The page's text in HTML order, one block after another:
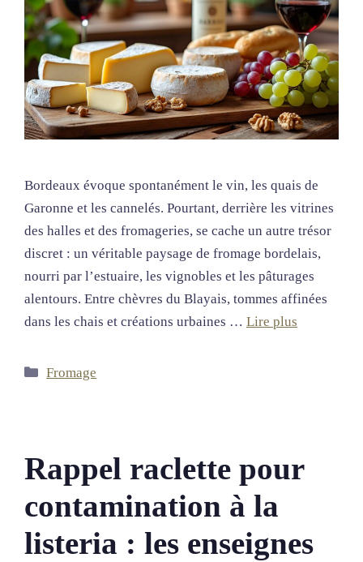
Bordeaux évoque spontanément le vin, les quais de
Garonne et les cannelés. Pourtant, derrière les vitrines
des halles et des fromageries, se cache un autre trésor
discret : un véritable paysage de fromage bordelais,
nourri par l’estuaire, les vignobles et les pâturages
alentours. Entre chèvres du Blayais, tommes affinées
dans les chais et créations urbaines … Lire plus
Catégories
Fromage
Rappel raclette pour
contamination à la
listeria : les enseignes